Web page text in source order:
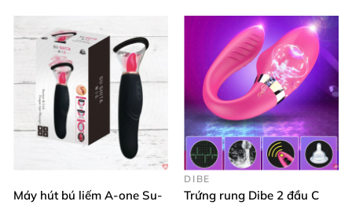
Máy hút bú liếm A-one Su-
DIBE
Trứng rung Dibe 2 đầu C